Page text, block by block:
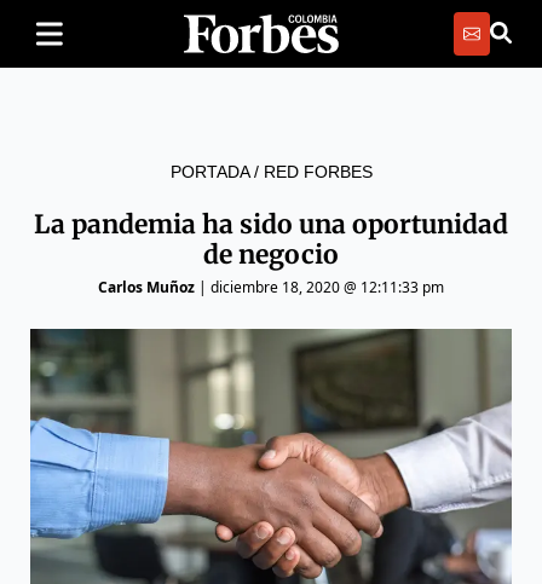
PORTADA/ RED FORBES
La pandemia ha sido una oportunidad
de negocio
Carlos Muñoz | diciembre 18, 2020 @ 12:11:33 pm